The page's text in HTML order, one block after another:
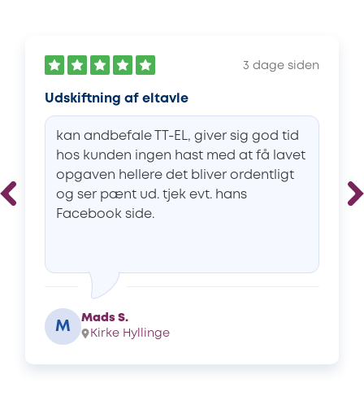
3 dage siden
Udskiftning af eltavle
kan andbefale TT-EL, giver sig god tid
hos kunden ingen hast med at få lavet
opgaven hellere det bliver ordentligt
og ser pænt ud. tjek evt. hans
Facebook side.
M
Mads S.
Kirke Hyllinge